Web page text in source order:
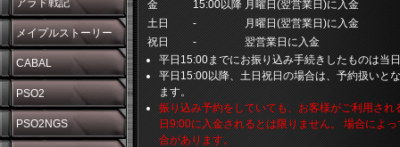
アラド戦記
メイプルストーリー
CABAL
PSO2
PSO2NGS
金
15:00以降 月曜日(翌営業日)に入金
土日
-
月曜日(翌営業日)に入金
祝日
-
翌営業日に入金
平日15:00までにお振り込み手続きしたものは当
平日15:00以降、土日祝日の場合は、予約扱いと
ます。
振り込み予約をしていても、お客様がご利用され
日9:00に入金されるとは限りません。 場合によ
合があります。